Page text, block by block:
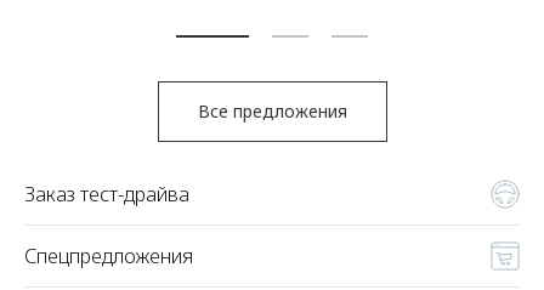
Все предложения
Заказ тест-драйва
Спецпредложения